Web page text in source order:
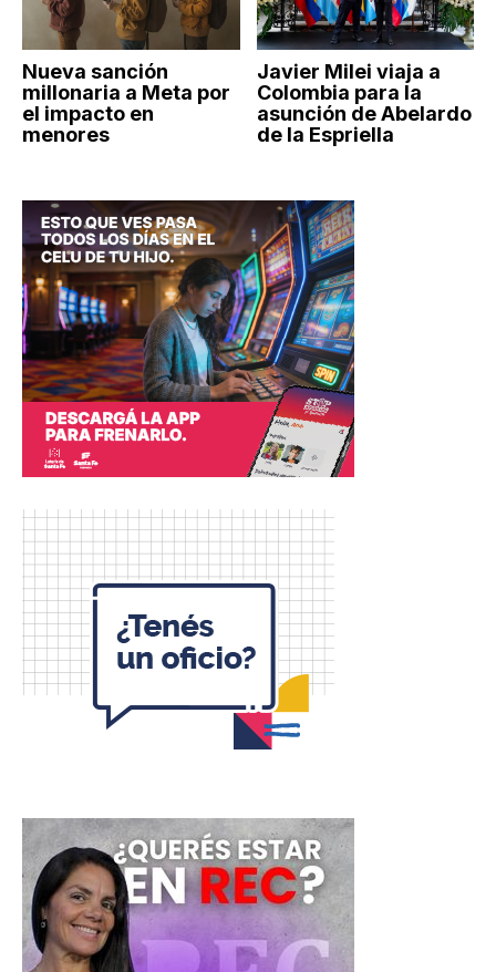
Nueva sanción
millonaria a Meta por
el impacto en
menores
Javier Milei viaja a
Colombia para la
asunción de Abelardo
de la Espriella